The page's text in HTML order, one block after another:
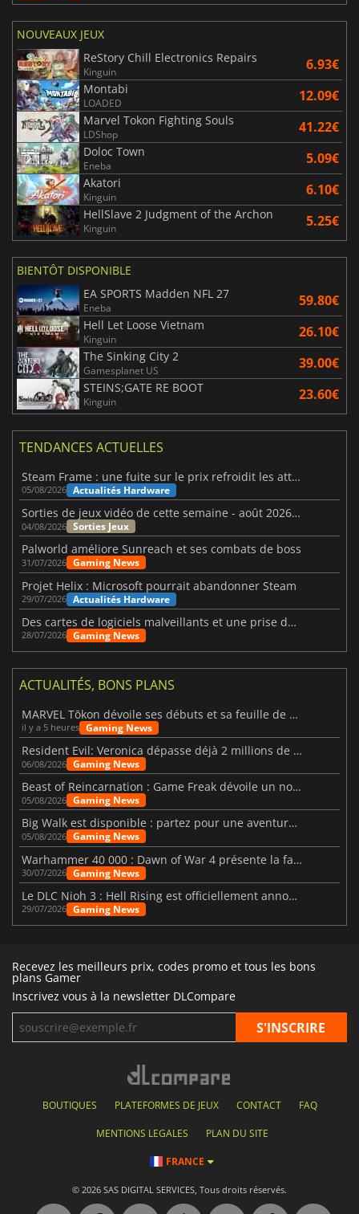
NOUVEAUX JEUX
ReStory Chill Electronics Repairs
Kinguin 6.93€
Montabi
LOADED 12.09€
Marvel Tokon Fighting Souls
LDShop 41.22€
Doloc Town
Eneba 5.09€
Akatori
Kinguin 6.10€
HellSlave 2 Judgment of the Archon
Kinguin 5.25€
BIENTÔT DISPONIBLE
EA SPORTS Madden NFL 27
Eneba 59.80€
Hell Let Loose Vietnam
Kinguin 26.10€
The Sinking City 2
Gamesplanet US 39.00€
STEINS;GATE RE BOOT
Kinguin 23.60€
TENDANCES ACTUELLES
Steam Frame : une fuite sur le prix refroidit les attentes VR
05/08/2026 Actualités Hardware
Sorties de jeux vidéo de cette semaine - août 2026 (semaine 32)
04/08/2026 Sorties Jeux
Palworld améliore Sunreach et ses combats de boss
31/07/2026 Gaming News
Projet Helix : Microsoft pourrait abandonner Steam
29/07/2026 Actualités Hardware
Des cartes de logiciels malveillants et une prise de contrôle de Discord ont touché Meccha Chameleon
28/07/2026 Gaming News
ACTUALITÉS, BONS PLANS
MARVEL Tōkon dévoile ses débuts et sa feuille de route
il y a 5 heures Gaming News
Resident Evil: Veronica dépasse déjà 2 millions de wishlists
06/08/2026 Gaming News
Beast of Reincarnation : Game Freak dévoile un nouveau pari
05/08/2026 Gaming News
Big Walk est disponible : partez pour une aventure entre amis
05/08/2026 Gaming News
Warhammer 40 000 : Dawn of War 4 présente la faction des Nécrons
30/07/2026 Gaming News
Le DLC Nioh 3 : Hell Rising est officiellement annoncé
29/07/2026 Gaming News
Recevez les meilleurs prix, codes promo et tous les bons
plans Gamer
Inscrivez vous à la newsletter DLCompare
BOUTIQUES PLATEFORMES DE JEUX CONTACT FAQ
MENTIONS LEGALES PLAN DU SITE
FRANCE
© 2026 SAS DIGITAL SERVICES, Tous droits réservés.